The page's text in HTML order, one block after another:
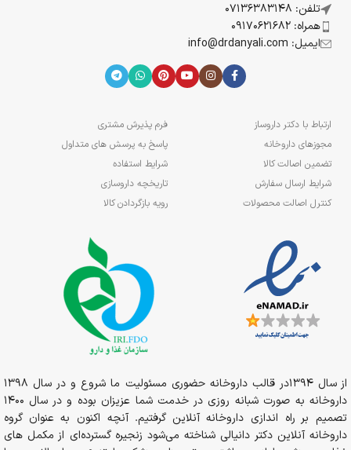
تلفن: 07136383148
همراه: 09170621682
ایمیل: info@drdanyali.com
ارتباط با دکتر داروساز
مجوزهای داروخانه
تضمین اصالت کالا
شرایط ارسال سفارش
کنترل اصالت محصولات
فرم پذیرش مشتری
پاسخ به پرسش های متداول
شرایط استفاده
تاریخچه داروسازی
رویه بازگردادن کالا
از سال 1394در قالب داروخانه حضوری مسئولیت ما شروع و در سال 1398
داروخانه به صورت شبانه روزی در خدمت شما عزیزان بوده و در سال 1400
تصمیم بر راه اندازی داروخانه آنلاین گرفتیم. آنچه اکنون به عنوان گروه
داروخانه آنلاین دکتر دانیالی شناخته می‌شود زنجیره گسترده‌ای از مکمل های